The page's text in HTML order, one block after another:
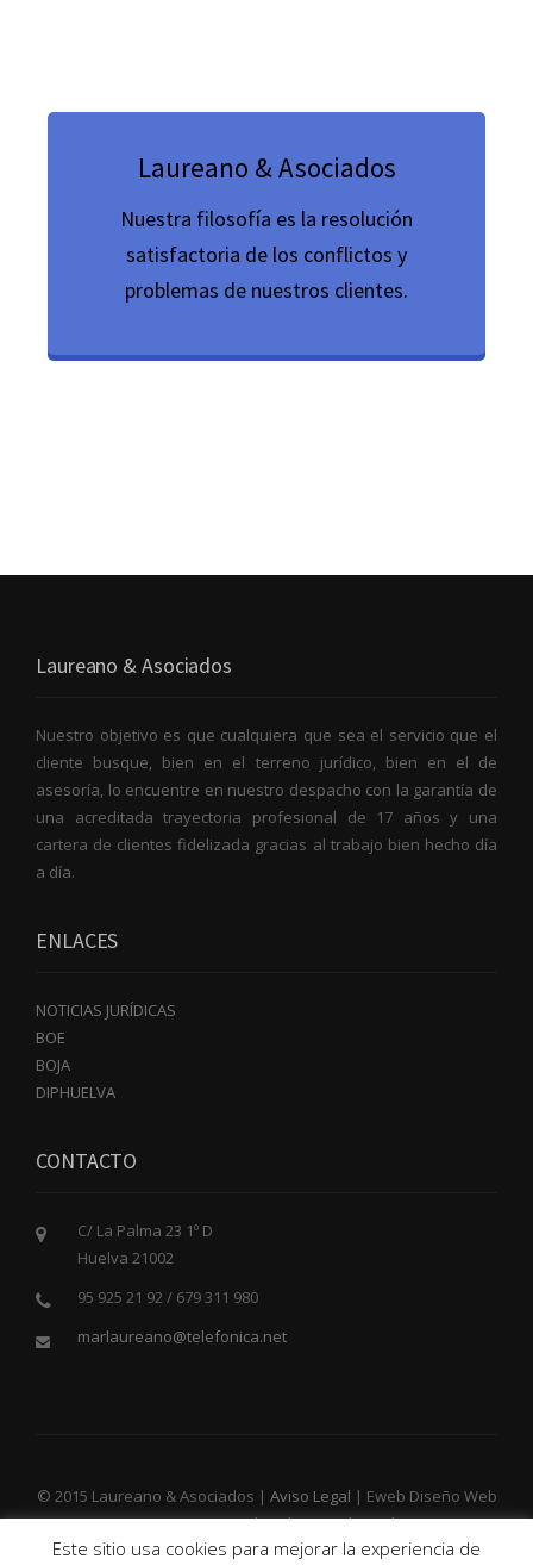
Laureano & Asociados
Nuestra filosofía es la resolución
satisfactoria de los conflictos y
problemas de nuestros clientes.
Laureano & Asociados
Nuestro objetivo es que cualquiera que sea el servicio que el
cliente busque, bien en el terreno jurídico, bien en el de
asesoría, lo encuentre en nuestro despacho con la garantía de
una acreditada trayectoria profesional de 17 años y una
cartera de clientes fidelizada gracias al trabajo bien hecho día
a día.
ENLACES
NOTICIAS JURÍDICAS
BOE
BOJA
DIPHUELVA
CONTACTO
C/ La Palma 23 1º D
Huelva 21002
95 925 21 92 / 679 311 980
marlaureano@telefonica.net
© 2015 Laureano & Asociados | Aviso Legal | Eweb Diseño Web
y Posicionamento |Web para Abogados
Este sitio usa cookies para mejorar la experiencia de